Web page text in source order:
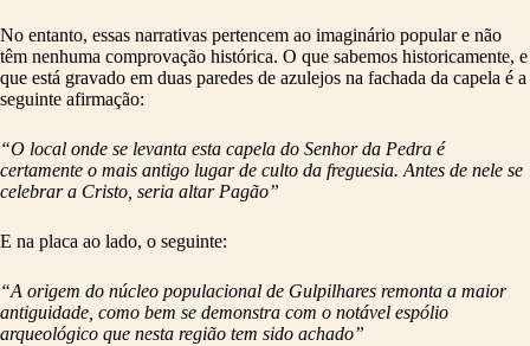
No entanto, essas narrativas pertencem ao imaginário popular e não
têm nenhuma comprovação histórica. O que sabemos historicamente, e
que está gravado em duas paredes de azulejos na fachada da capela é a
seguinte afirmação:
“O local onde se levanta esta capela do Senhor da Pedra é
certamente o mais antigo lugar de culto da freguesia. Antes de nele se
celebrar a Cristo, seria altar Pagão”
E na placa ao lado, o seguinte:
“A origem do núcleo populacional de Gulpilhares remonta a maior
antiguidade, como bem se demonstra com o notável espólio
arqueológico que nesta região tem sido achado”